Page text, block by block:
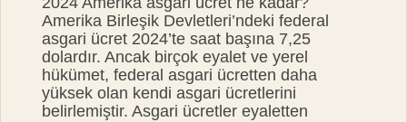
Amerika Birleşik Devletleri’ndeki federal
asgari ücret 2024’te saat başına 7,25
dolardır. Ancak birçok eyalet ve yerel
hükümet, federal asgari ücretten daha
yüksek olan kendi asgari ücretlerini
belirlemiştir. Asgari ücretler eyaletten